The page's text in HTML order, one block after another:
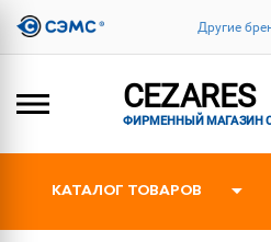
Другие
CEZARES
ФИРМЕННЫЙ МАГАЗИН
КАТАЛОГ ТОВАРОВ